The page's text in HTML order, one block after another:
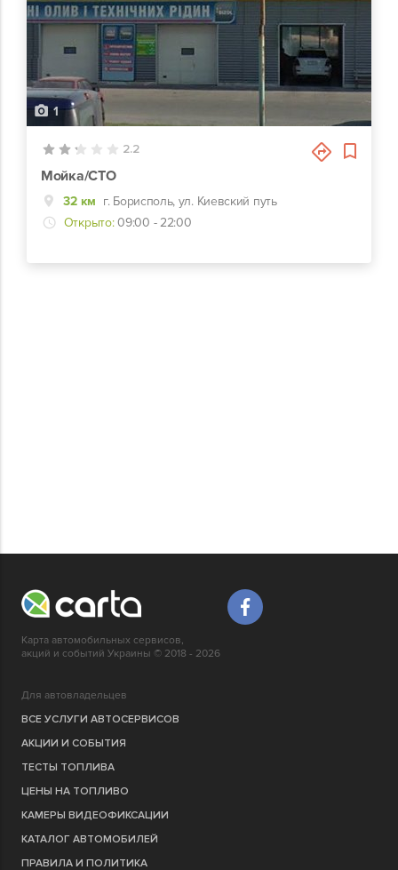
1
2.2
Мойка/СТО
32 км г. Борисполь, ул. Киевский путь
Открыто: 09:00 - 22:00
Карта автомобильных сервисов,
акций и событий Украины © 2018 - 2026
Для автовладельцев
ВСЕ УСЛУГИ АВТОСЕРВИСОВ
АКЦИИ И СОБЫТИЯ
ТЕСТЫ ТОПЛИВА
ЦЕНЫ НА ТОПЛИВО
КАМЕРЫ ВИДЕОФИКСАЦИИ
КАТАЛОГ АВТОМОБИЛЕЙ
ПРАВИЛА И ПОЛИТИКА